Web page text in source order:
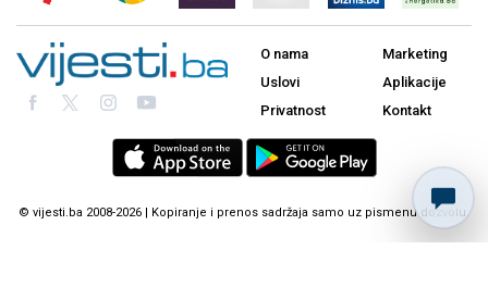
O nama
Uslovi
Privatnost
Marketing
Aplikacije
Kontakt
© vijesti.ba 2008-2026 | Kopiranje i prenos sadržaja samo uz pismenu dozvolu.